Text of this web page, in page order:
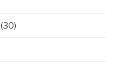
(30)